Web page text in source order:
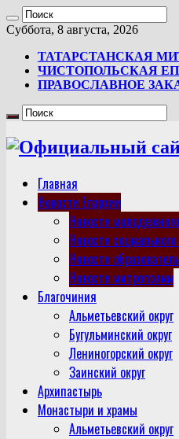
Суббота, 8 августа, 2026
ТАТАРСТАНСКАЯ
ЧИСТОПОЛЬСКАЯ
ПРАВОСЛАВНОЕ
Главная
Новости Епархии
Новости
Новости
Новости
Новости митрополии
Благочиния
Альметьевский округ
Бугульминский округ
Лениногорский округ
Заинский округ
Архипастырь
Монастыри и храмы
Альметьевский округ